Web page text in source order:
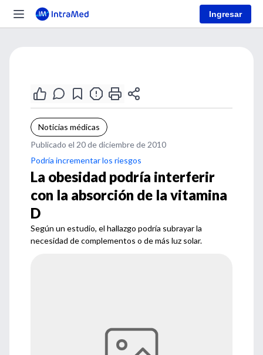
Ingresar
Noticias médicas
Publicado el 20 de diciembre de 2010
Podría incrementar los riesgos
La obesidad podría interferir
con la absorción de la vitamina
D
Según un estudio, el hallazgo podría subrayar la
necesidad de complementos o de más luz solar.